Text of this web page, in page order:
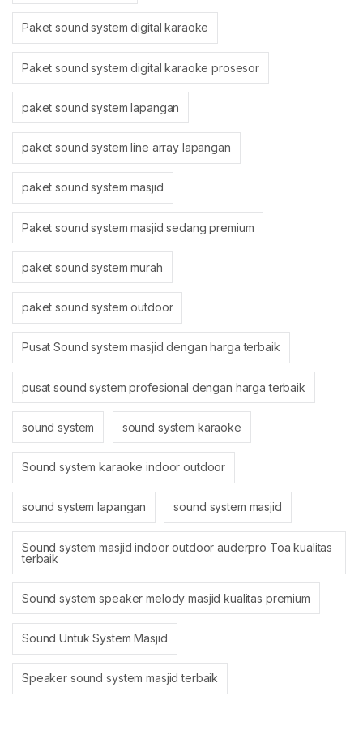
Paket sound system digital karaoke
Paket sound system digital karaoke prosesor
paket sound system lapangan
paket sound system line array lapangan
paket sound system masjid
Paket sound system masjid sedang premium
paket sound system murah
paket sound system outdoor
Pusat Sound system masjid dengan harga terbaik
pusat sound system profesional dengan harga terbaik
sound system sound system karaoke
Sound system karaoke indoor outdoor
sound system lapangan sound system masjid
Sound system masjid indoor outdoor auderpro Toa kualitas
terbaik
Sound system speaker melody masjid kualitas premium
Sound Untuk System Masjid
Speaker sound system masjid terbaik